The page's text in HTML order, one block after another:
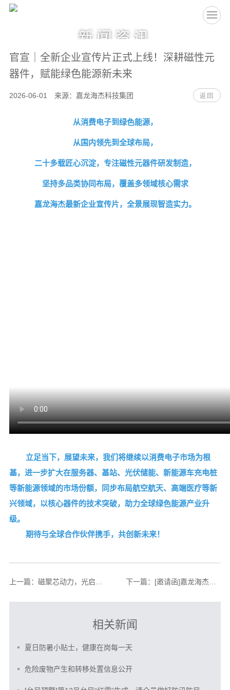
新闻资讯
官宣｜全新企业宣传片正式上线！深耕磁性元
器件，赋能绿色能源新未来
2026-06-01 来源：嘉龙海杰科技集团 返回
从消费电子到绿色能源，
从国内领先到全球布局，
二十多载匠心沉淀，专注磁性元器件研发制造，
坚持多品类协同布局，覆盖多领域核心需求
嘉龙海杰最新企业宣传片，全景展现智造实力。
立足当下，展望未来，我们将继续以消费电子市场为根
基，进一步扩大在服务器、基站、光伏储能、新能源车充电桩
等新能源领域的市场份额，同步布局航空航天、高端医疗等新
兴领域，以核心器件的技术突破，助力全球绿色能源产业升
级。
期待与全球合作伙伴携手，共创新未来！
上一篇： 磁聚芯动力，光启新能源 | 嘉龙海杰惊艳亮相SNEC 2026光伏大会 下一篇： [邀请函]嘉龙海杰诚挚邀请您参加第十九届国际太阳能光伏与智慧能源大会(SNEC)
相关新闻
夏日防暑小贴士，健康在岗每一天
危险废物产生和转移处置信息公开